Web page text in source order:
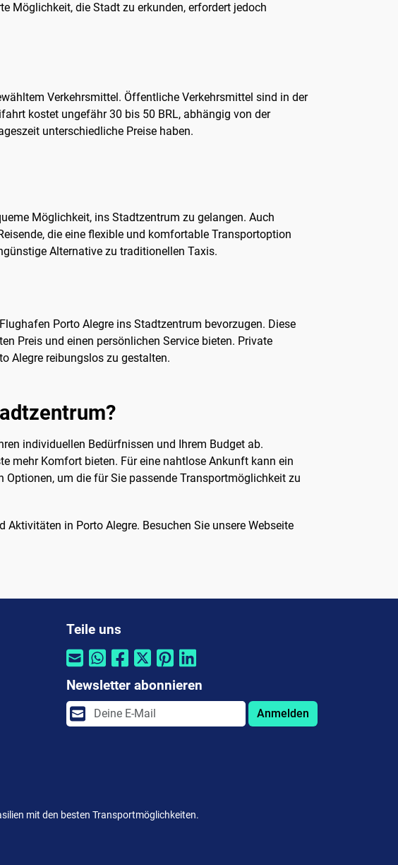
Möglichkeit, die Stadt zu erkunden, erfordert jedoch
Verkehrsmittel. Öffentliche Verkehrsmittel sind in der
kostet ungefähr 30 bis 50 BRL, abhängig von der
unterschiedliche Preise haben.
Möglichkeit, ins Stadtzentrum zu gelangen. Auch
die eine flexible und komfortable Transportoption
Alternative zu traditionellen Taxis.
Porto Alegre ins Stadtzentrum bevorzugen. Diese
Preis und einen persönlichen Service bieten. Private
Alegre reibungslos zu gestalten.
individuellen Bedürfnissen und Ihrem Budget ab.
mehr Komfort bieten. Für eine nahtlose Ankunft kann ein
Optionen, um die für Sie passende Transportmöglichkeit zu
in Porto Alegre. Besuchen Sie unsere Webseite
Teile uns
Newsletter abonnieren
Anmelden
mit den besten Transportmöglichkeiten.